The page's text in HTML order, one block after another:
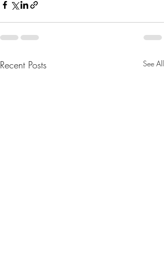
Recent Posts See All